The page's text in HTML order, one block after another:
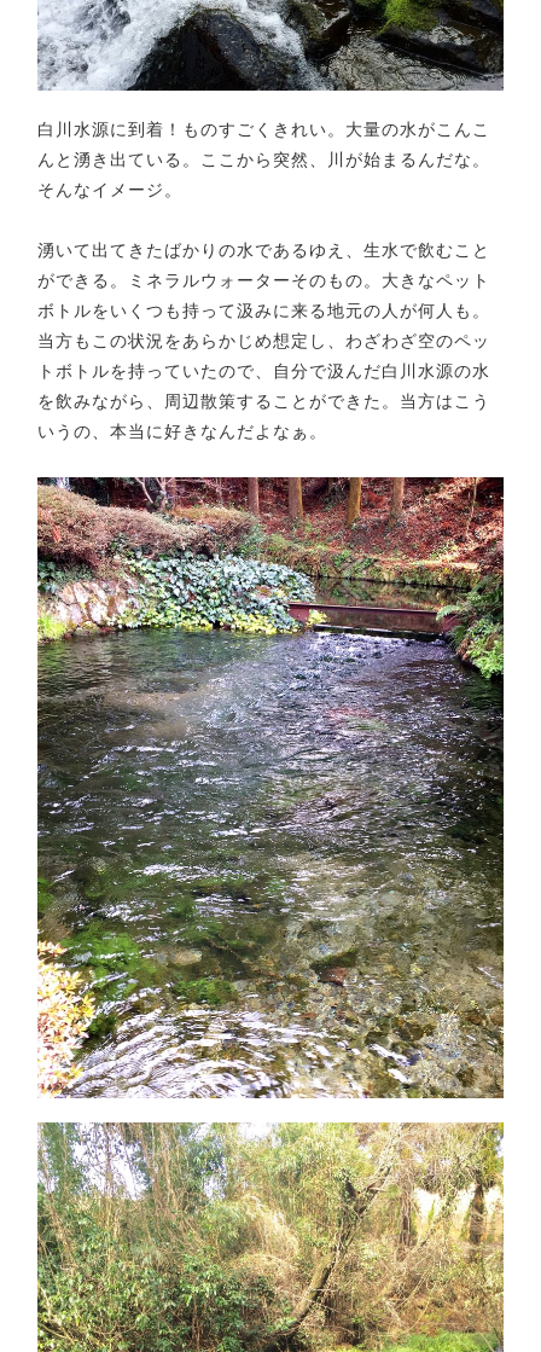
白川水源に到着！ものすごくきれい。大量の水がこんこ
んと湧き出ている。ここから突然、川が始まるんだな。
そんなイメージ。
湧いて出てきたばかりの水であるゆえ、生水で飲むこと
ができる。ミネラルウォーターそのもの。大きなペット
ボトルをいくつも持って汲みに来る地元の人が何人も。
当方もこの状況をあらかじめ想定し、わざわざ空のペッ
トボトルを持っていたので、自分で汲んだ白川水源の水
を飲みながら、周辺散策することができた。当方はこう
いうの、本当に好きなんだよなぁ。